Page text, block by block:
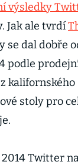
výsledky
Jak ale tvrdí
se dal dobře
podle
kalifornského
stoly pro
Twitter